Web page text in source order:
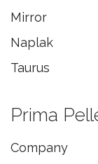
Mirror
Naplak
Taurus
Prima
Company